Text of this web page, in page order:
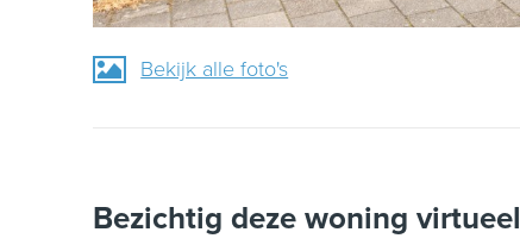
Bekijk alle foto's
Bezichtig deze woning virtueel